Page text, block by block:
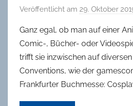
Veröffentlicht am 29. Oktober
Ganz egal, ob man auf einer
Comic-, Bücher- oder
trifft sie inzwischen auf
Conventions, wie der
Frankfurter Buchmesse: